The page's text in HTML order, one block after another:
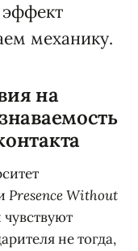
эффект
механику.
на
Presence Without
не тогда,